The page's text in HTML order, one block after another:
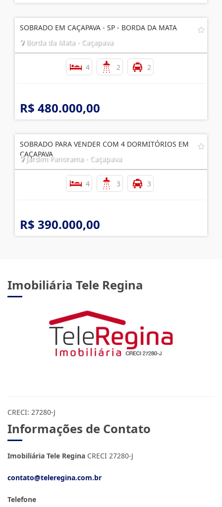
SOBRADO EM CAÇAPAVA - SP - BORDA DA MATA
Borda da Mata - Caçapava
4 2 2
R$ 480.000,00
SOBRADO PARA VENDER COM 4 DORMITÓRIOS EM
CAÇAPAVA
Jardim Panorama - Caçapava
4 3 3
R$ 390.000,00
Imobiliária Tele Regina
CRECI: 27280-J
Informações de Contato
Imobiliária Tele Regina CRECI 27280-J
contato@teleregina.com.br
Telefone